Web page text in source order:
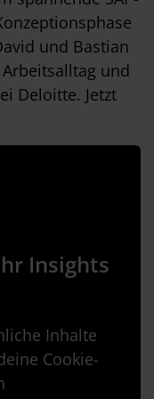
und Bastian
und
Deloitte. Jetzt
Insights
Inhalte
Cookie-